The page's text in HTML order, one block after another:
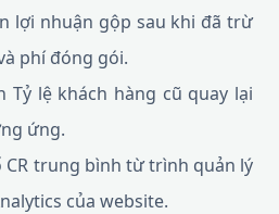
lợi nhuận gộp sau khi đã trừ
phí đóng gói.
Tỷ lệ khách hàng cũ quay lại
ứng.
CR trung bình từ trình quản lý
của website.